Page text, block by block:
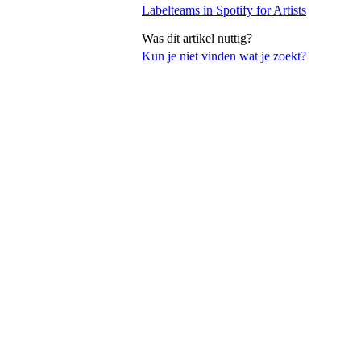
Kun je niet vinden wat je zoekt?
Labelteams in Spotify for Artists
Was dit artikel nuttig?